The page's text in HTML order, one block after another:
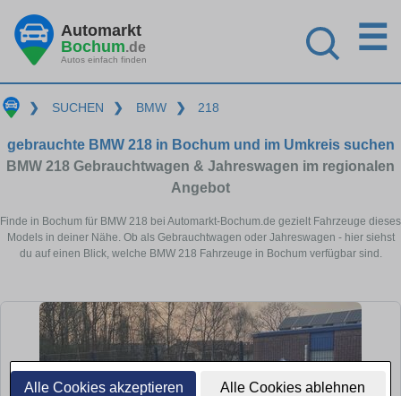
Alle Cookies akzeptieren Alle Cookies ablehnen
Automarkt
Bochum.de
Autos einfach finden
☰
❯ SUCHEN ❯ BMW ❯ 218
gebrauchte BMW 218 in Bochum und im Umkreis suchen
BMW 218 Gebrauchtwagen & Jahreswagen im regionalen
Angebot
Finde in Bochum für BMW 218 bei Automarkt-Bochum.de gezielt Fahrzeuge dieses
Models in deiner Nähe. Ob als Gebrauchtwagen oder Jahreswagen - hier siehst
du auf einen Blick, welche BMW 218 Fahrzeuge in Bochum verfügbar sind.